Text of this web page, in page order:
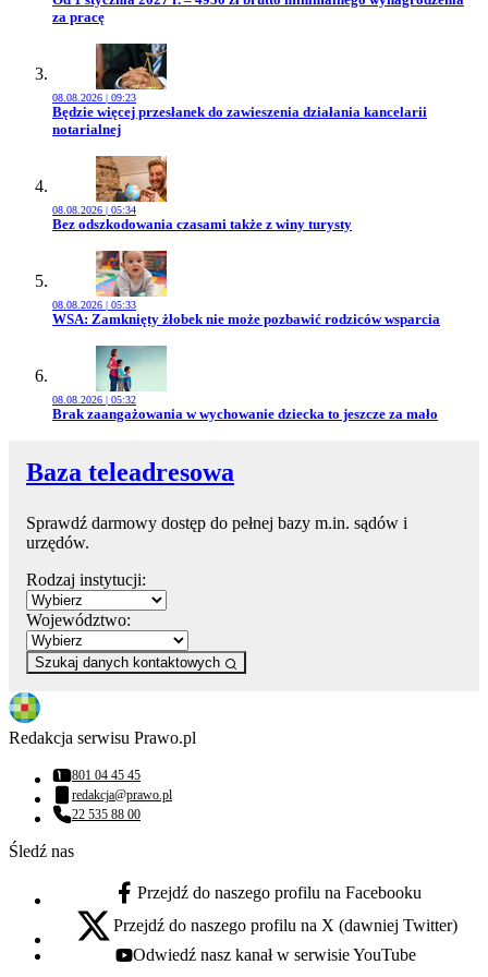
za pracę
08.08.2026 | 09:23
Przejdź do artykułu:
Będzie więcej przesłanek do zawieszenia działania kancelarii
notarialnej
08.08.2026 | 05:34
Przejdź do artykułu:
Bez odszkodowania czasami także z winy turysty
08.08.2026 | 05:33
Przejdź do artykułu:
WSA: Zamknięty żłobek nie może pozbawić rodziców wsparcia
08.08.2026 | 05:32
Przejdź do artykułu:
Brak zaangażowania w wychowanie dziecka to jeszcze za mało
Baza teleadresowa
Sprawdź darmowy dostęp do pełnej bazy m.in. sądów i
urzędów.
Rodzaj instytucji:
Województwo:
Szukaj danych kontaktowych
Redakcja serwisu Prawo.pl
Numer telefonu:
801 04 45 45
Adres email:
redakcja@prawo.pl
Numer telefonu:
22 535 88 00
Śledź nas
facebook - otwiera się w nowej karcie
Przejdź do naszego profilu na Facebooku
x - otwiera się w nowej karcie
Przejdź do naszego profilu na X (dawniej Twitter)
youtube - otwiera się w nowej karcie
Odwiedź nasz kanał w serwisie YouTube